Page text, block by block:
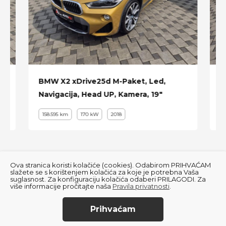
El. podešavanje volana
Crystal ambient light
360 kamera
ACC- Adaptive Cruise Control
Sustav za praćenje znakova
Sustav za prepoznavanje mrtvog kuta
Zakratanje svih kotača
4-ero zonska automatska klima
Zavjese na stražnjim staklima
Senzori za kišu i svjetla
BMW X2 xDrive25d M-Paket, Led,
Navigacija, Head UP, Kamera, 19"
158.595 km 170 kW 2018
© 2022 . All Rights Reserved.
Ova stranica koristi kolačiće (cookies). Odabirom PRIHVAĆAM
slažete se s korištenjem kolačića za koje je potrebna Vaša
suglasnost. Za konfiguraciju kolačića odaberi PRILAGODI. Za
više informacije pročitajte naša Pravila privatnosti
Prihvaćam